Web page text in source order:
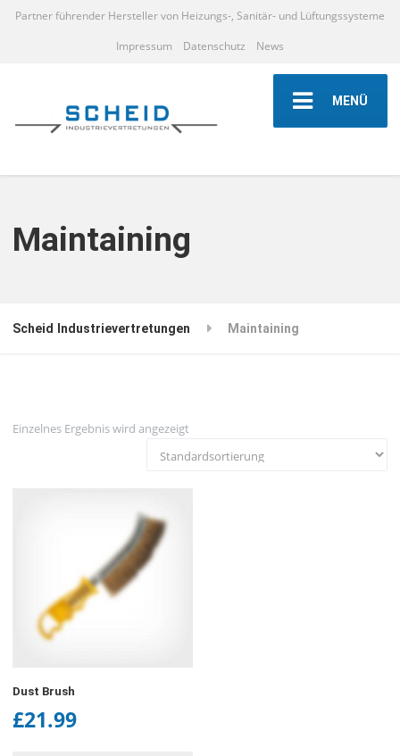
Partner führender Hersteller von Heizungs-, Sanitär- und Lüftungssysteme
Impressum
Datenschutz News
MENÜ
Maintaining
Scheid Industrievertretungen Maintaining
Einzelnes Ergebnis wird angezeigt
Dust Brush
£21.99